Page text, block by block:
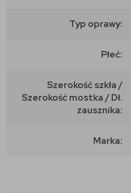
Typ oprawy:
Płeć:
Szerokość szkła /
Szerokość mostka / Dł.
zausznika:
Marka: